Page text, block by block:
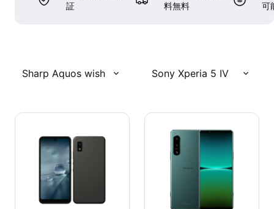
証
料無料
可
Sharp Aquos wish Sony Xperia 5 IV